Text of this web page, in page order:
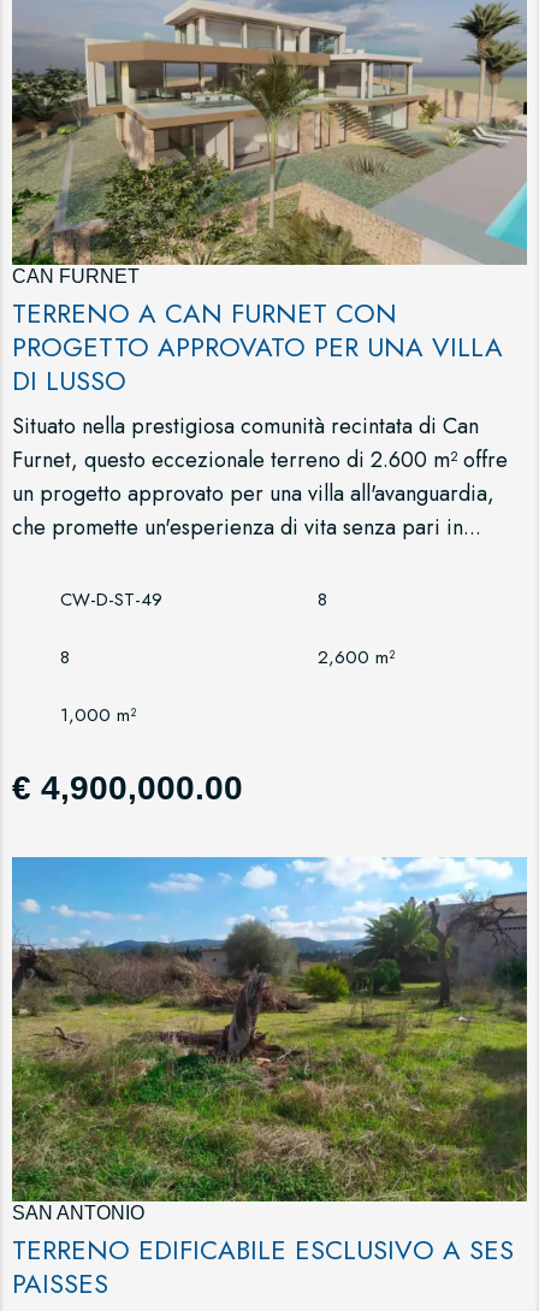
CAN FURNET
TERRENO A CAN FURNET CON
PROGETTO APPROVATO PER UNA VILLA
DI LUSSO
Situato nella prestigiosa comunità recintata di Can
Furnet, questo eccezionale terreno di 2.600 m² offre
un progetto approvato per una villa all'avanguardia,
che promette un'esperienza di vita senza pari in...
CW-D-ST-49 8
8 2,600 m²
1,000 m²
€ 4,900,000.00
SAN ANTONIO
TERRENO EDIFICABILE ESCLUSIVO A SES
PAISSES